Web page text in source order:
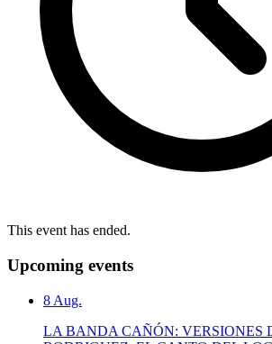
This event has ended.
Upcoming events
8 Aug.
LA BANDA CAÑÓN: VERSIONES